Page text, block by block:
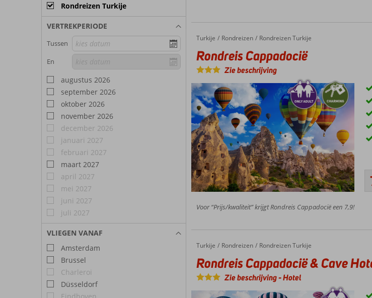
Rondreizen Turkije
VERTREKPERIODE
Tussen
En
augustus 2026
september 2026
oktober 2026
november 2026
december 2026
januari 2027
februari 2027
maart 2027
april 2027
mei 2027
juni 2027
juli 2027
VLIEGEN VANAF
Amsterdam
Brussel
Charleroi
Düsseldorf
Home
Turkije Rondreizen Rondreizen Turkije
Rondreis Cappadocië
Rondreis Cappadocië
Zie beschrijving
Voor “Prijs/kwaliteit” krijgt Rondreis Cappadocië een 7,9!
Home
Turkije Rondreizen Rondreizen Turkije
Rondreis Cappadocië & Cave Hotels
Rondreis Cappadocië & Cave
Zie beschrijving-Hotel